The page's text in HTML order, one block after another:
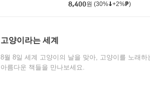
8,400원 (30% +2% )
고양이라는 세계
8월 8일 세계 고양이의 날을 맞아, 고양이를 노래하
아름다운 책들을 만나보세요.